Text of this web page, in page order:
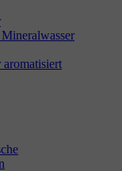
aromatisiert